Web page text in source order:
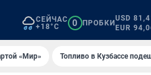
СЕЙЧАС
+18°C
0 ПРОБКИ
USD
EUR
«Мир» Топливо в Кузбассе